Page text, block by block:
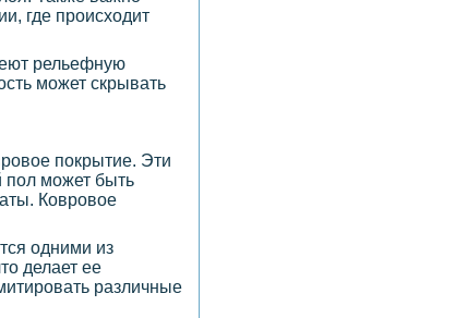
где происходит
рельефную
может скрывать
покрытие. Эти
пол может быть
Ковровое
одними из
делает ее
различные